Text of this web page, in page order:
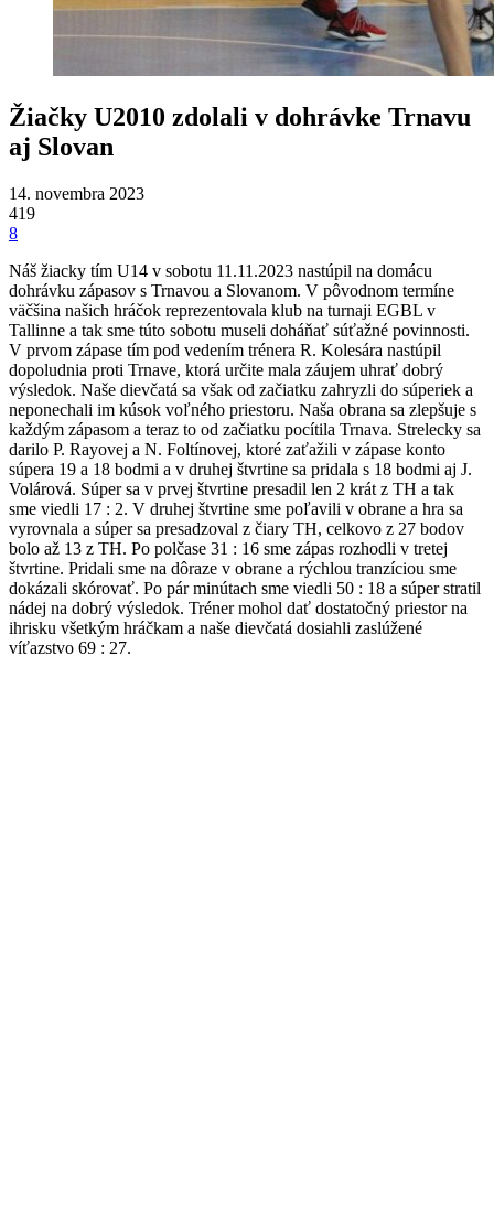
Žiačky U2010 zdolali v dohrávke Trnavu
aj Slovan
14. novembra 2023
419
8
Náš žiacky tím U14 v sobotu 11.11.2023 nastúpil na domácu
dohrávku zápasov s Trnavou a Slovanom. V pôvodnom termíne
väčšina našich hráčok reprezentovala klub na turnaji EGBL v
Tallinne a tak sme túto sobotu museli doháňať súťažné povinnosti.
V prvom zápase tím pod vedením trénera R. Kolesára nastúpil
dopoludnia proti Trnave, ktorá určite mala záujem uhrať dobrý
výsledok. Naše dievčatá sa však od začiatku zahryzli do súperiek a
neponechali im kúsok voľného priestoru. Naša obrana sa zlepšuje s
každým zápasom a teraz to od začiatku pocítila Trnava. Strelecky sa
darilo P. Rayovej a N. Foltínovej, ktoré zaťažili v zápase konto
súpera 19 a 18 bodmi a v druhej štvrtine sa pridala s 18 bodmi aj J.
Volárová. Súper sa v prvej štvrtine presadil len 2 krát z TH a tak
sme viedli 17 : 2. V druhej štvrtine sme poľavili v obrane a hra sa
vyrovnala a súper sa presadzoval z čiary TH, celkovo z 27 bodov
bolo až 13 z TH. Po polčase 31 : 16 sme zápas rozhodli v tretej
štvrtine. Pridali sme na dôraze v obrane a rýchlou tranzíciou sme
dokázali skórovať. Po pár minútach sme viedli 50 : 18 a súper stratil
nádej na dobrý výsledok. Tréner mohol dať dostatočný priestor na
ihrisku všetkým hráčkam a naše dievčatá dosiahli zaslúžené
víťazstvo 69 : 27.